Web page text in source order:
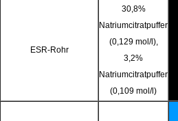
ESR-Rohr
30,8%
Natriumcitratpuffer
(0,129 mol/l),
3,2%
Natriumcitratpuffer
(0,109 mol/l)